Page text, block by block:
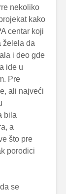
nekoliko
kako
centar koji
želela da
i deo gde
ide u
Pre
ali najveći
bila
a
što pre
porodici
se